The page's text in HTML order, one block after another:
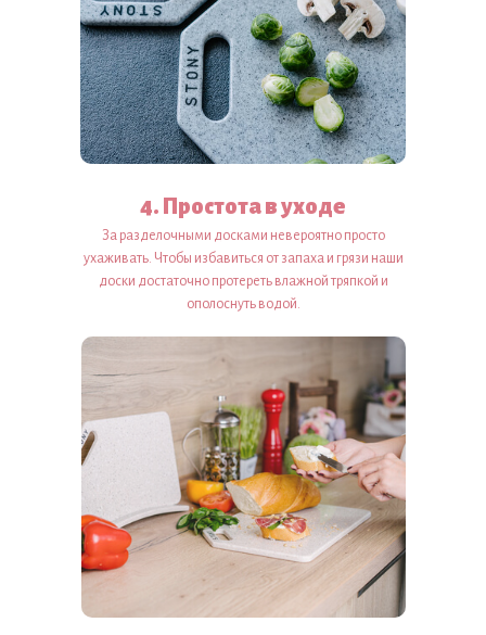
4. Простота в уходе
За разделочными досками невероятно просто
ухаживать. Чтобы избавиться от запаха и грязи наши
доски достаточно протереть влажной тряпкой и
ополоснуть водой.